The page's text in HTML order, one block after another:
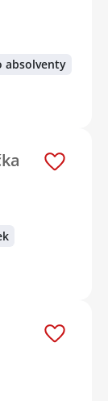
absolventy